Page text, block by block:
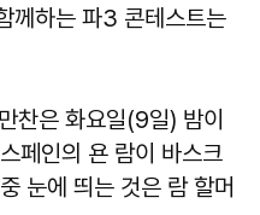
께하는 파3 콘테스트는
찬은 화요일(9일) 밤이
페인의 욘 람이 바스크
눈에 띄는 것은 람 할머